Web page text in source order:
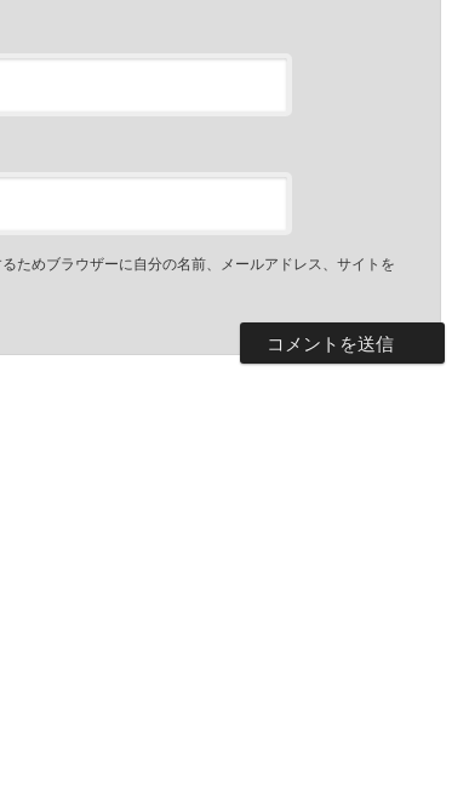
ためブラウザーに自分の名前、メールアドレス、サイトを